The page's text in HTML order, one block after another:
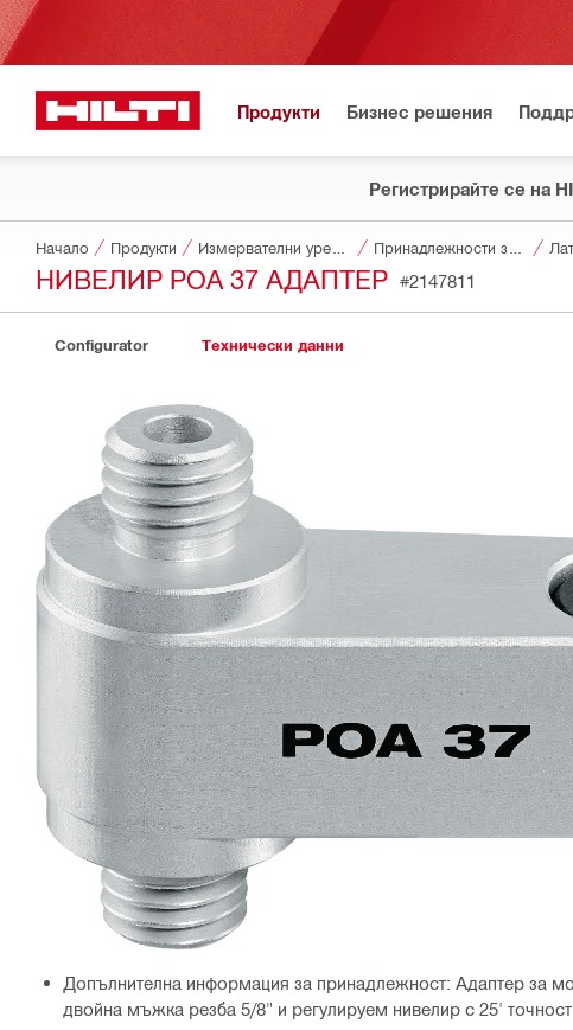
Продукти Бизнес решения
Регистрирайте се на
Начало Продукти
НИВЕЛИР POA 37 АДАПТЕР #2147811
Configurator Технически данни
Допълнителна информация за принадлежност: Адаптер за
двойна мъжка резба 5/8" и регулируем нивелир с 25' точност